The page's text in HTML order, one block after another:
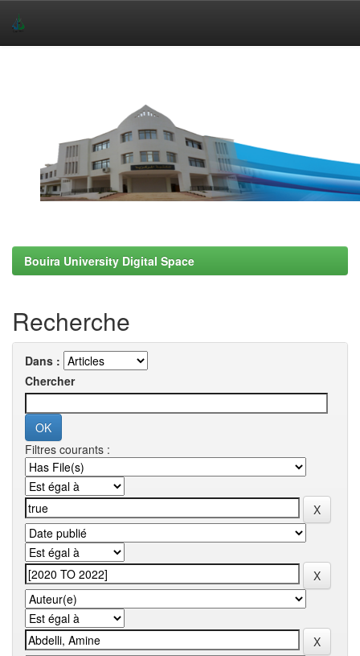
Bouira University Digital Space
Recherche
Dans :
Chercher
Filtres courants :